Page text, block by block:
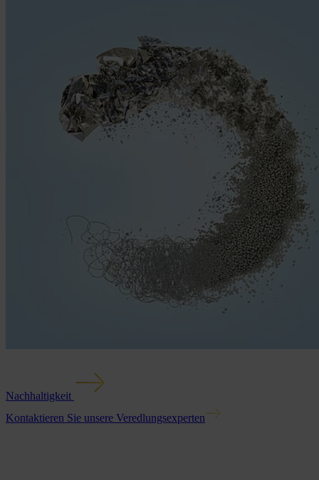
Nachhaltigkeit
Kontaktieren Sie unsere Veredlungsexperten